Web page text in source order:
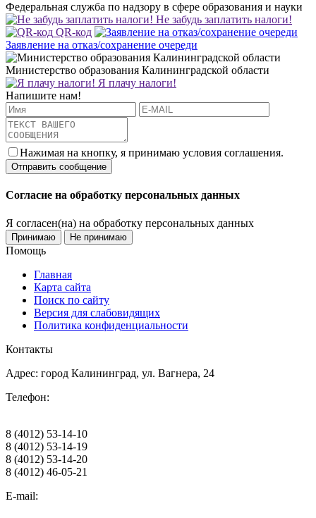
Федеральная служба по надзору в сфере образования и науки
Не забудь заплатить налоги!
QR-код
Заявление на отказ/сохранение очереди
Министерство образования Калининградской области
Я плачу налоги!
Напишите нам!
Нажимая на кнопку, я принимаю условия соглашения.
Согласие на обработку персональных данных
Я согласен(на) на обработку персональных данных
Принимаю Не принимаю
Помощь
Главная
Карта сайта
Поиск по сайту
Версия для слабовидящих
Политика конфиденциальности
Контакты
Адрес: город Калининград, ул. Вагнера, 24
Телефон:
8 (4012) 53-14-10
8 (4012) 53-14-19
8 (4012) 53-14-20
8 (4012) 46-05-21
E-mail: